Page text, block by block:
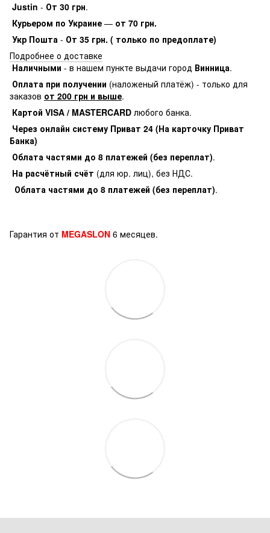
Justin - От 30 грн.
Курьером по Украине — от 70 грн.
Укр Пошта - От 35 грн. ( только по предоплате)
Подробнее о доставке
Наличными - в нашем пункте выдачи город Винница.
Оплата при получении (наложеный платёж) - только для
заказов от 200 грн и выше.
Картой VISA / MASTERCARD любого банка.
Через онлайн систему Приват 24 (На карточку Приват
Банка)
Облата частями до 8 платежей (без переплат).
На расчётный счёт (для юр. лиц), без НДС.
Облата частями до 8 платежей (без переплат).
Гарантия от MEGASLON 6 месяцев.